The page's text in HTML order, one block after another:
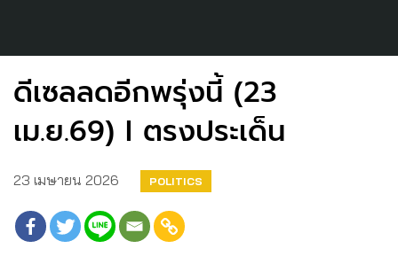
ดีเซลลดอีกพรุ่งนี้ (23
เม.ย.69) I ตรงประเด็น
23 เมษายน 2026 POLITICS